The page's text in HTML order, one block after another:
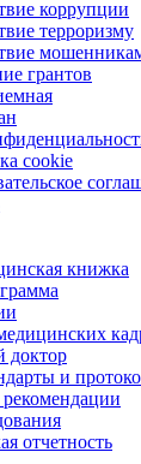
коррупции
терроризму
грантов
cookie
книжка
доктор
и
отчетность